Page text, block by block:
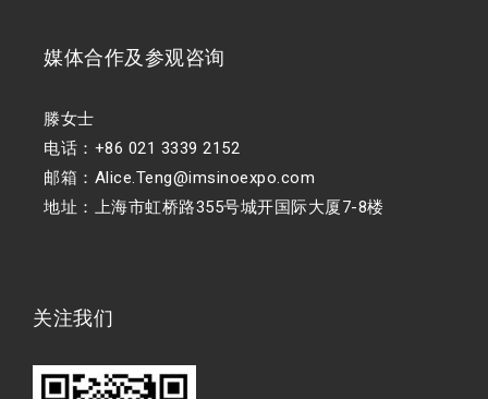
媒体合作及参观咨询
滕女士
电话：+86 021 3339 2152
邮箱：Alice.Teng@imsinoexpo.com
地址：上海市虹桥路355号城开国际大厦7-8楼
关注我们